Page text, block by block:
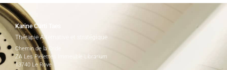
Karine Curti Taes
Thérapie Alternative et stratégique
Chemin de la Cride
ZA Les Piélettes Immeuble Librarium
13740 Le Rove